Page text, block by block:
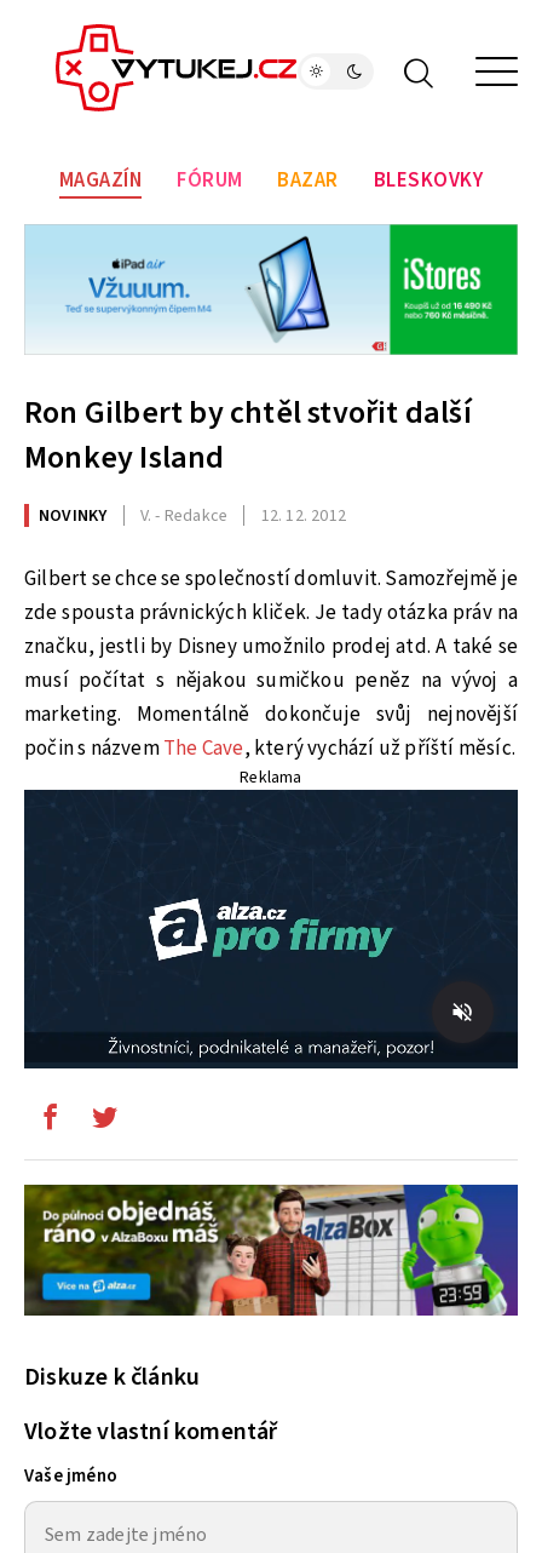
MAGAZÍN FÓRUM BAZAR BLESKOVKY
Ron Gilbert by chtěl stvořit další
Monkey Island
NOVINKY V. - Redakce 12. 12. 2012
Gilbert se chce se společností domluvit. Samozřejmě je
zde spousta právnických kliček. Je tady otázka práv na
značku, jestli by Disney umožnilo prodej atd. A také se
musí počítat s nějakou sumičkou peněz na vývoj a
marketing. Momentálně dokončuje svůj nejnovější
počin s názvemThe Cave, který vychází už příští měsíc.
Reklama
Diskuze k článku
Vložte vlastní komentář
Vaše jméno